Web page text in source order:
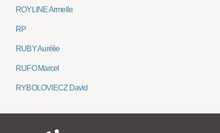
ROYLINE Armelle
RP
RUBY Aurélie
RUFO Marcel
RYBOLOVIECZ David